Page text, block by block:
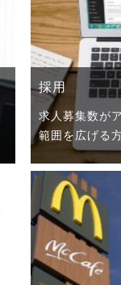
採用
求人募集数が
範囲を広げる